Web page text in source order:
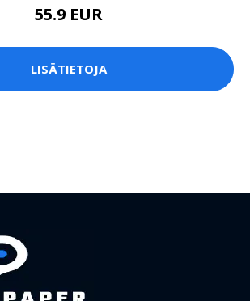
55.9 EUR
LISÄTIETOJA